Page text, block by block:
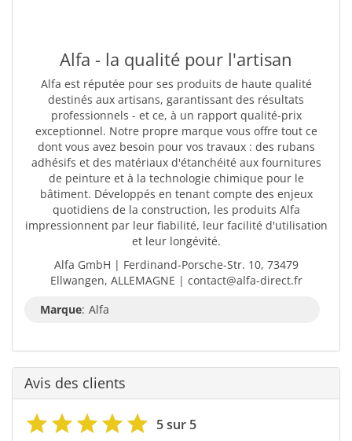
Alfa - la qualité pour l'artisan
Alfa est réputée pour ses produits de haute qualité
destinés aux artisans, garantissant des résultats
professionnels - et ce, à un rapport qualité-prix
exceptionnel. Notre propre marque vous offre tout ce
dont vous avez besoin pour vos travaux : des rubans
adhésifs et des matériaux d'étanchéité aux fournitures
de peinture et à la technologie chimique pour le
bâtiment. Développés en tenant compte des enjeux
quotidiens de la construction, les produits Alfa
impressionnent par leur fiabilité, leur facilité d'utilisation
et leur longévité.
Alfa GmbH | Ferdinand-Porsche-Str. 10, 73479
Ellwangen, ALLEMAGNE | contact@alfa-direct.fr
Marque: Alfa
Avis des clients
5 sur 5